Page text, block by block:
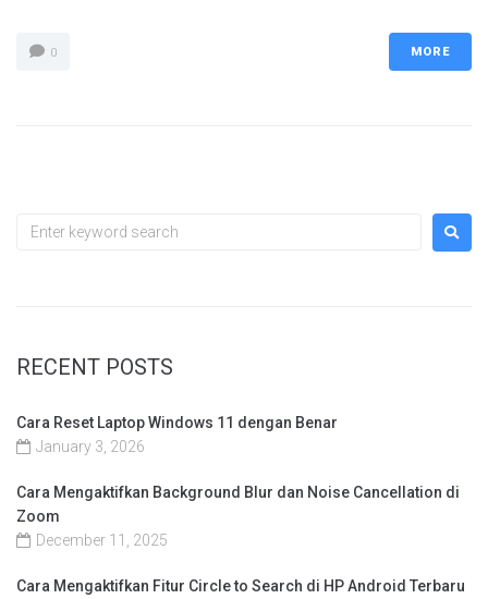
0 MORE
RECENT POSTS
Cara Reset Laptop Windows 11 dengan Benar
January 3, 2026
Cara Mengaktifkan Background Blur dan Noise Cancellation di
Zoom
December 11, 2025
Cara Mengaktifkan Fitur Circle to Search di HP Android Terbaru